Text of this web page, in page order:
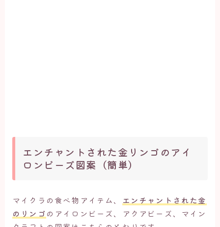
エンチャントされた金リンゴのアイ
ロンビーズ図案（簡単）
マイクラの食べ物アイテム、
エンチャントされた金
のリンゴのアイロンビーズ、アクアビーズ、マイン